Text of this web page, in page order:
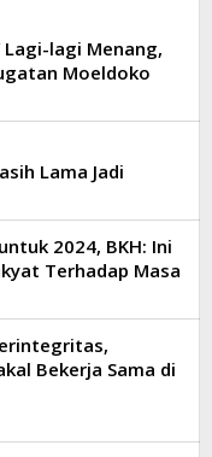
Lagi-lagi Menang,
Moeldoko
Lama Jadi
2024, BKH: Ini
Terhadap Masa
Bekerja Sama di